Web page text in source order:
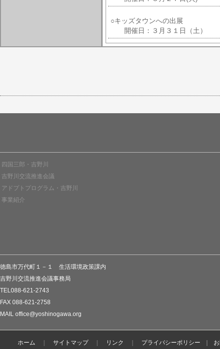
○キッズタウンへの出展
開催日：３月３１日（土）
四国三郎・吉野川
吉野川交流推進会議
アドプトプログラム・吉野川
事業紹介
徳島市万代町１－１ 生活環境政策課内
吉野川交流推進会議事務局
TEL088-621-2743
FAX 088-621-2758
MAIL office@yoshinogawa.org
ホーム サイトマップ｜ リンク プライバシーポリシー